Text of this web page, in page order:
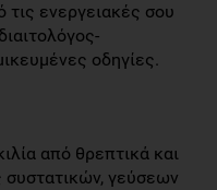
τις ενεργειακές σου
οδηγίες.
από θρεπτικά και
συστατικών, γεύσεων